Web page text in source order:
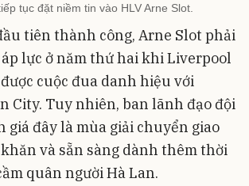
tục đặt niềm tin vào HLV Arne Slot.
tiên thành công, Arne Slot phải
lực ở năm thứ hai khi Liverpool
cuộc đua danh hiệu với
City. Tuy nhiên, ban lãnh đạo đội
giá đây là mùa giải chuyển giao
và sẵn sàng dành thêm thời
quân người Hà Lan.